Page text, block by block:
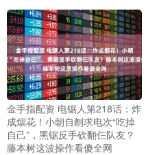
金手指配资 电锯人第218话：炸
成烟花！小朝自刎求电次“吃掉
自己”，黑锯反手砍翻仨队友？
藤本树这波操作看傻全网